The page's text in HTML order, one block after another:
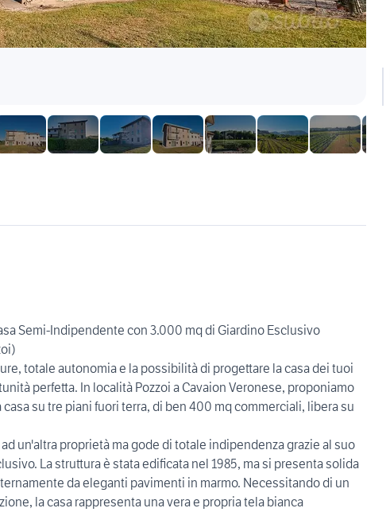
Semi-Indipendente con 3.000 mq di Giardino Esclusivo
totale autonomia e la possibilità di progettare la casa dei tuoi
perfetta. In località Pozzoi a Cavaion Veronese, proponiamo
su tre piani fuori terra, di ben 400 mq commerciali, libera su
un'altra proprietà ma gode di totale indipendenza grazie al suo
La struttura è stata edificata nel 1985, ma si presenta solida
da eleganti pavimenti in marmo. Necessitando di un
la casa rappresenta una vera e propria tela bianca